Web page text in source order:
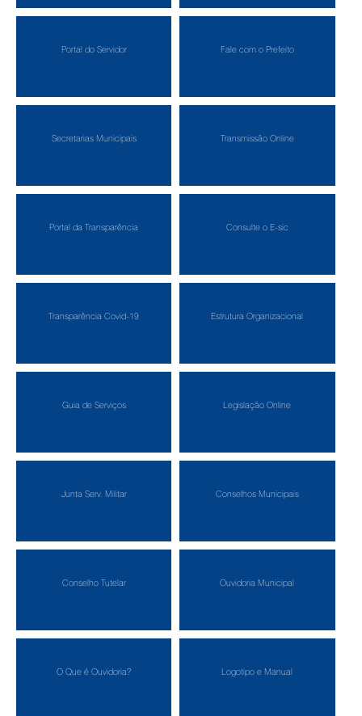
Portal do Servidor Fale com o Prefeito
Secretarias Municipais Transmissão Online
Portal da Transparência Consulte o E-sic
Transparência Covid-19 Estrutura Organizacional
Guia de Serviços Legislação Online
Junta Serv. Militar Conselhos Municipais
Conselho Tutelar Ouvidoria Municipal
O Que é Ouvidoria? Logotipo e Manual